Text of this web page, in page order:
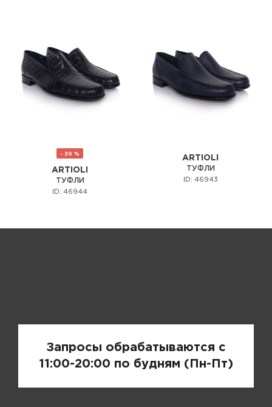
- 30 %
ARTIOLI
ТУФЛИ
ID: 46944
ARTIOLI
ТУФЛИ
ID: 46943
Запросы обрабатываются с
11:00-20:00 по будням (Пн-Пт)